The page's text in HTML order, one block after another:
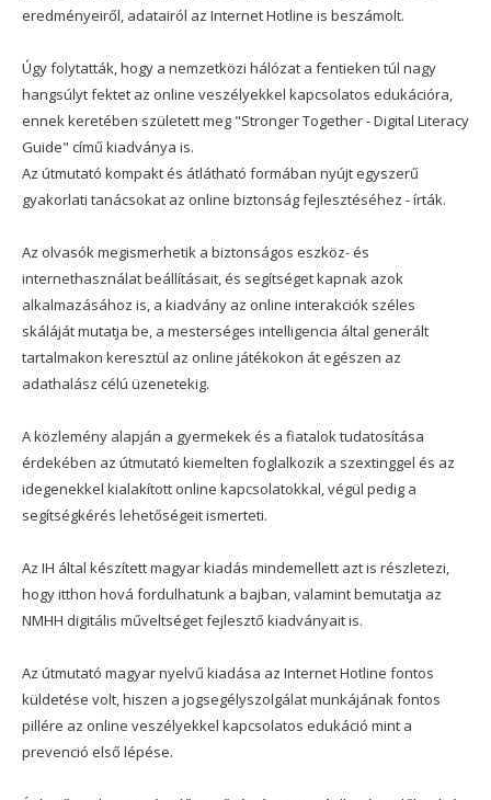
eredményeiről, adatairól az Internet Hotline is beszámolt.
Úgy folytatták, hogy a nemzetközi hálózat a fentieken túl nagy
hangsúlyt fektet az online veszélyekkel kapcsolatos edukációra,
ennek keretében született meg "Stronger Together - Digital Literacy
Guide" című kiadványa is.
Az útmutató kompakt és átlátható formában nyújt egyszerű
gyakorlati tanácsokat az online biztonság fejlesztéséhez - írták.
Az olvasók megismerhetik a biztonságos eszköz- és
internethasználat beállításait, és segítséget kapnak azok
alkalmazásához is, a kiadvány az online interakciók széles
skáláját mutatja be, a mesterséges intelligencia által generált
tartalmakon keresztül az online játékokon át egészen az
adathalász célú üzenetekig.
A közlemény alapján a gyermekek és a fiatalok tudatosítása
érdekében az útmutató kiemelten foglalkozik a szextinggel és az
idegenekkel kialakított online kapcsolatokkal, végül pedig a
segítségkérés lehetőségeit ismerteti.
Az IH által készített magyar kiadás mindemellett azt is részletezi,
hogy itthon hová fordulhatunk a bajban, valamint bemutatja az
NMHH digitális műveltséget fejlesztő kiadványait is.
Az útmutató magyar nyelvű kiadása az Internet Hotline fontos
küldetése volt, hiszen a jogsegélyszolgálat munkájának fontos
pillére az online veszélyekkel kapcsolatos edukáció mint a
prevenció első lépése.